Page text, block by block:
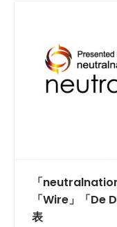
「
「Wire」「De
表